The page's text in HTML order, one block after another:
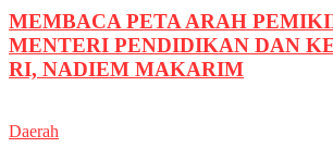
MEMBACA PETA ARAH
MENTERI PENDIDIKAN DAN
RI, NADIEM MAKARIM
Daerah